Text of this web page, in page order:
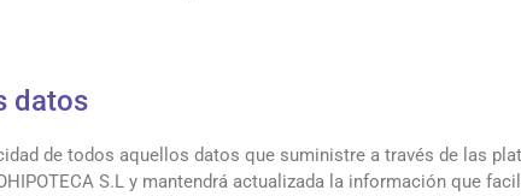
datos
de todos aquellos datos que suministre a través de las
S.L y mantendrá actualizada la información que